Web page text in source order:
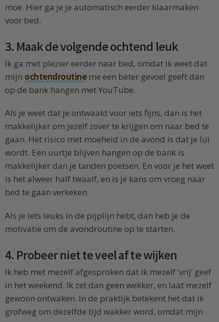
moe. Hier ga je je automatisch eerder klaarmaken
voor bed.
3. Maak de volgende ochtend leuk
Ik ga met plezier eerder naar bed, omdat ik weet dat
mijn ochtendroutineme een beter gevoel geeft dan
op de bank hangen met YouTube.
Als je weet dat je ontwaakt voor iets fijns, dan is het
makkelijker om jezelf zover te krijgen om naar bed te
gaan. Het risico met moeheid in de avond is dat je lui
wordt. Een uurtje blijven hangen op de bank is
makkelijker dan je tanden poetsen. En voor je het weet
is het alweer half twaalf, en is je kans om vroeg naar
bed te gaan verkeken.
Als je iets leuks in de pijplijn hebt, dan heb je de
motivatie om de avondroutine op te starten.
4. Probeer niet te veel af te wijken
Ik heb met mezelf afgesproken dat ik mezelf ‘vrij’ geef
in het weekend. Ik zet dan geen wekker, en laat mezelf
gewoon ontwaken. In de praktijk betekent het dat ik
grofweg om dezelfde tijd wakker word, omdat mijn